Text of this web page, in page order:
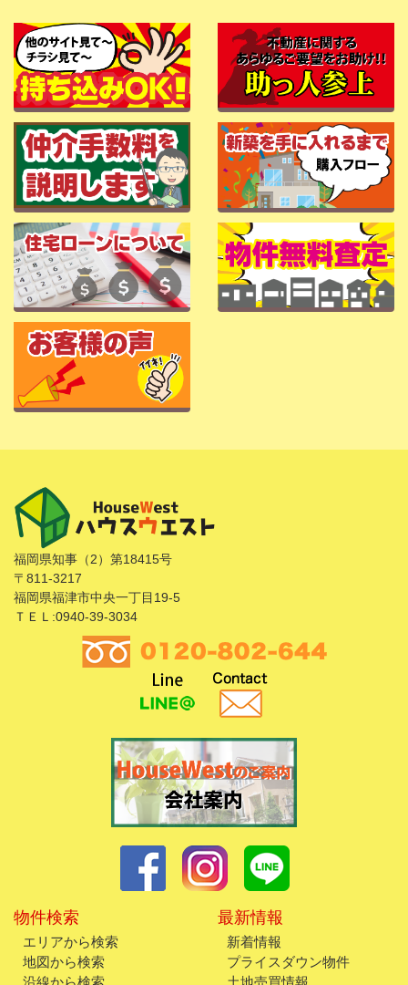
福岡県知事（2）第18415号
〒811-3217
福岡県福津市中央一丁目19-5
ＴＥＬ:0940-39-3034
物件検索
エリアから検索
地図から検索
沿線から検索
最新情報
新着情報
プライスダウン物件
土地売買情報